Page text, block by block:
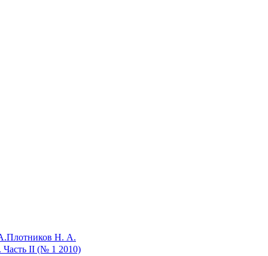
Плотников Н. А.
Часть II (№ 1 2010)